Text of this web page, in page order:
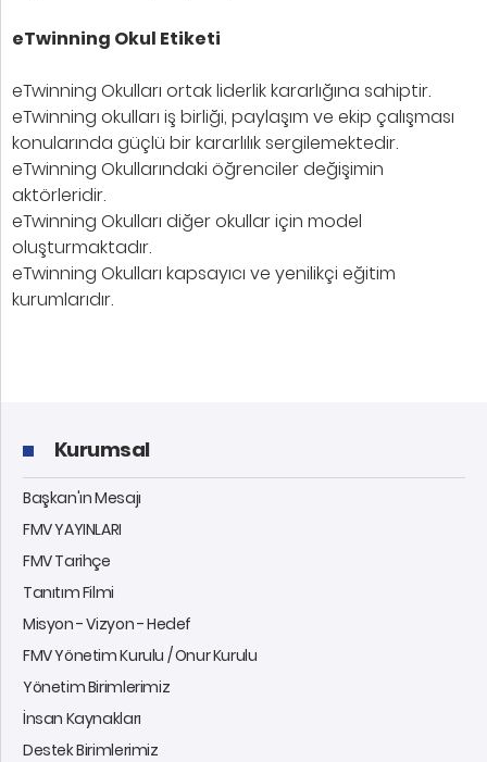
eTwinning Okul Etiketi
eTwinning Okulları ortak liderlik kararlığına sahiptir.
eTwinning okulları iş birliği, paylaşım ve ekip çalışması
konularında güçlü bir kararlılık sergilemektedir.
eTwinning Okullarındaki öğrenciler değişimin
aktörleridir.
eTwinning Okulları diğer okullar için model
oluşturmaktadır.
eTwinning Okulları kapsayıcı ve yenilikçi eğitim
kurumlarıdır.
Kurumsal
Başkan'ın Mesajı
FMV YAYINLARI
FMV Tarihçe
Tanıtım Filmi
Misyon - Vizyon - Hedef
FMV Yönetim Kurulu / Onur Kurulu
Yönetim Birimlerimiz
İnsan Kaynakları
Destek Birimlerimiz